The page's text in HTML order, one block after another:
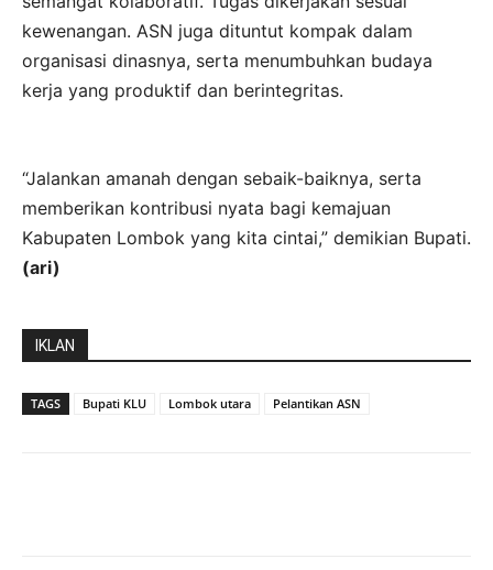
kewenangan. ASN juga dituntut kompak dalam
organisasi dinasnya, serta menumbuhkan budaya
kerja yang produktif dan berintegritas.
“Jalankan amanah dengan sebaik-baiknya, serta
memberikan kontribusi nyata bagi kemajuan
Kabupaten Lombok yang kita cintai,” demikian Bupati.
(ari)
IKLAN
TAGS Bupati KLU Lombok utara Pelantikan ASN